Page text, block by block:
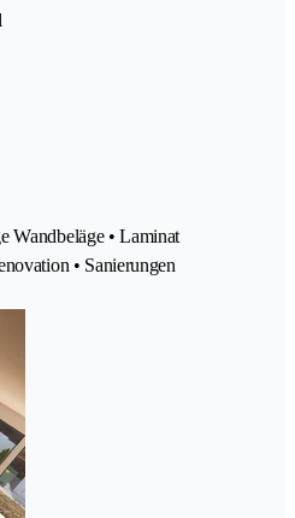
Wandbeläge • Laminat
• Sanierungen